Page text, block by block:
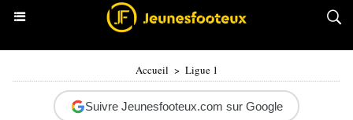
Accueil > Ligue 1
Suivre Jeunesfooteux.com sur Google